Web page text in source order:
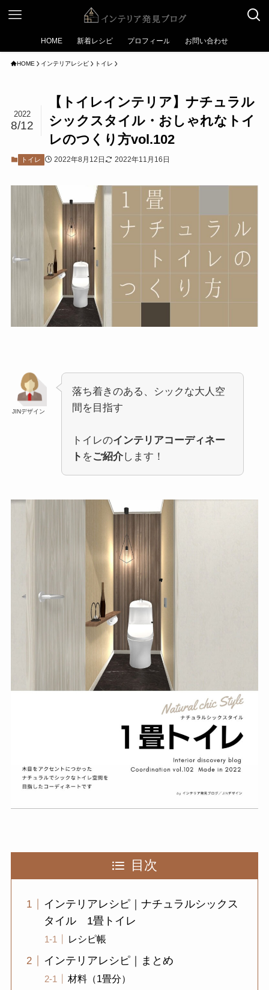
HOME 新着レシピ プロフィール お問い合わせ
HOME インテリアレシピ トイレ
【トイレインテリア】ナチュラル
シックスタイル・おしゃれなトイ
レのつくり方vol.102
2022
8/12
トイレ 2022年8月12日 2022年11月16日
JINデザイン
落ち着きのある、シックな大人空
間を目指す
トイレのインテリアコーディネー
ト をご紹介します！
目次
インテリアレシピ｜ナチュラルシックス
タイル 1畳トイレ
レシピ帳
インテリアレシピ｜まとめ
材料（1畳分）